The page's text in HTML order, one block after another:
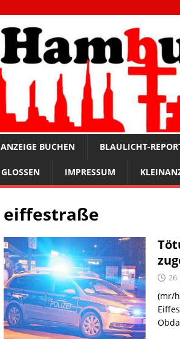
ANZEIGE BUCHEN BLAULICHT-
GLOSSEN IMPRESSUM
eiffestraße
(mr/